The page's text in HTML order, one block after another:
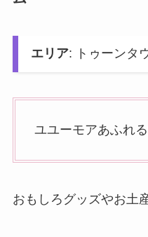
エリア: トゥーンタ
ユユーモアあふれ
おもしろグッズやお土